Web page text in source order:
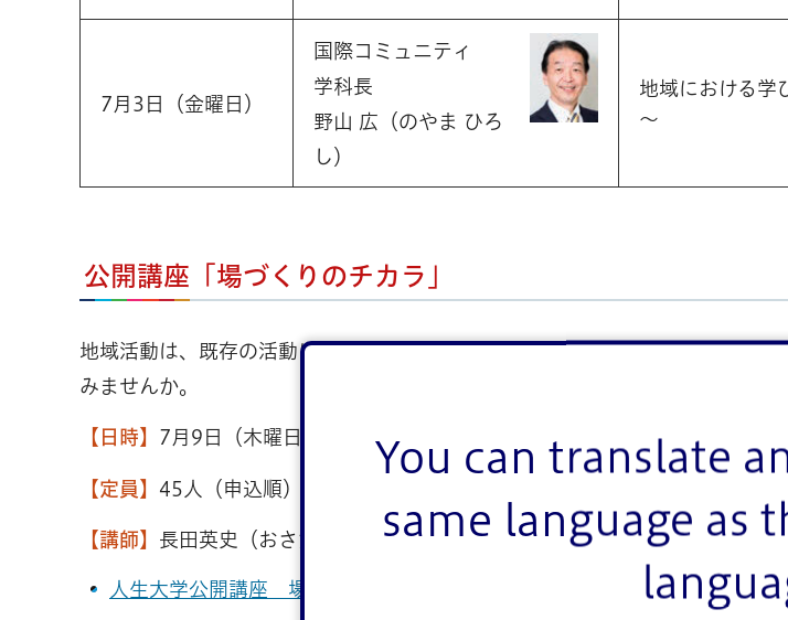
You can translate
same language as
7月3日（金曜日）
国際コミュニティ
学科長
野山 広（のやま ひろ
し）
地域における学
～
公開講座「場づくりのチカラ」
地域活動は、既存の活動に参加するだけでなく、自分で始めることもできます
みませんか。
【日時】 7月9日（木曜日）14時30分～16時
【定員】 45人（申込順）
【講師】 長田英史（おさだてるちか）（特定非営利活動法人 NOT代表理事）
人生大学公開講座 場づくりのチカラ